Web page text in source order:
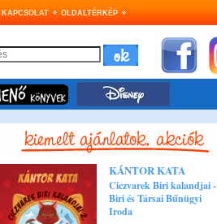
KAPCSOLAT OLDALTÉRKÉP
KÁNTOR KATA
Ciczvarek Biri kalandjai -
Biri és Társai Bűnügyi
Iroda